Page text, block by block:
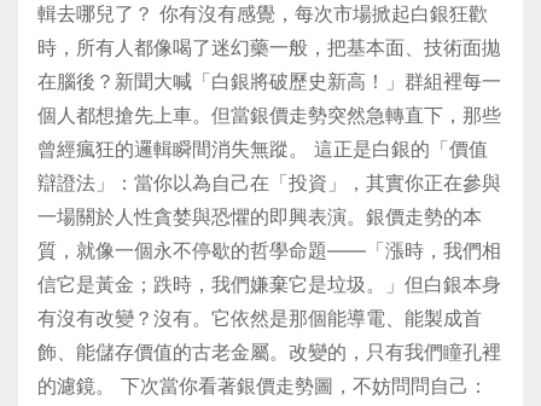
輯去哪兒了？ 你有沒有感覺，每次市場掀起白銀狂歡
時，所有人都像喝了迷幻藥一般，把基本面、技術面拋
在腦後？新聞大喊「白銀將破歷史新高！」群組裡每一
個人都想搶先上車。但當銀價走勢突然急轉直下，那些
曾經瘋狂的邏輯瞬間消失無蹤。 這正是白銀的「價值
辯證法」：當你以為自己在「投資」，其實你正在參與
一場關於人性貪婪與恐懼的即興表演。銀價走勢的本
質，就像一個永不停歇的哲學命題——「漲時，我們相
信它是黃金；跌時，我們嫌棄它是垃圾。」但白銀本身
有沒有改變？沒有。它依然是那個能導電、能製成首
飾、能儲存價值的古老金屬。改變的，只有我們瞳孔裡
的濾鏡。 下次當你看著銀價走勢圖，不妨問問自己：